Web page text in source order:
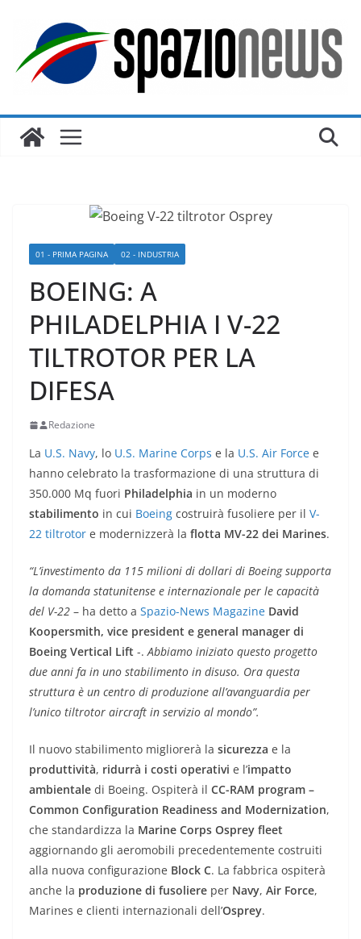
contenuto
01 - PRIMA PAGINA 02 - INDUSTRIA
BOEING: A
PHILADELPHIA I V-22
TILTROTOR PER LA
DIFESA
Redazione
La U.S. Navy, lo U.S. Marine Corps e la U.S. Air Force e
hanno celebrato la trasformazione di una struttura di
350.000 Mq fuori Philadelphia in un moderno
stabilimento in cui Boeing costruirà fusoliere per il V-
22 tiltrotor e modernizzerà la flotta MV-22 dei Marines.
“L’investimento da 115 milioni di dollari di Boeing supporta
la domanda statunitense e internazionale per le capacità
del V-22 – ha detto a Spazio-News Magazine David
Koopersmith, vice president e general manager di
Boeing Vertical Lift -.Abbiamo iniziato questo progetto
due anni fa in uno stabilimento in disuso. Ora questa
struttura è un centro di produzione all’avanguardia per
l’unico tiltrotor aircraft in servizio al mondo”.
Il nuovo stabilimento migliorerà la sicurezza e la
produttività, ridurrà i costi operativi e l’impatto
ambientale di Boeing. Ospiterà il CC-RAM program –
Common Configuration Readiness and Modernization,
che standardizza la Marine Corps Osprey fleet
aggiornando gli aeromobili precedentemente costruiti
alla nuova configurazione Block C. La fabbrica ospiterà
anche la produzione di fusoliere per Navy, Air Force,
Marines e clienti internazionali dell’Osprey.